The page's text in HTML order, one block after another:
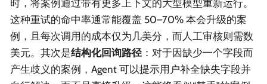
时，将案例通过带有更多上下文的大型模型重新运行。
这种重试的命中率通常能覆盖 50–70% 本会升级的案
例，且每次调用的成本仅为几美分，而人工审核则需数
美元。其次是结构化回询路径 ：对于因缺少一个字段而
产生歧义的案例，Agent 可以提示用户补全缺失字段并